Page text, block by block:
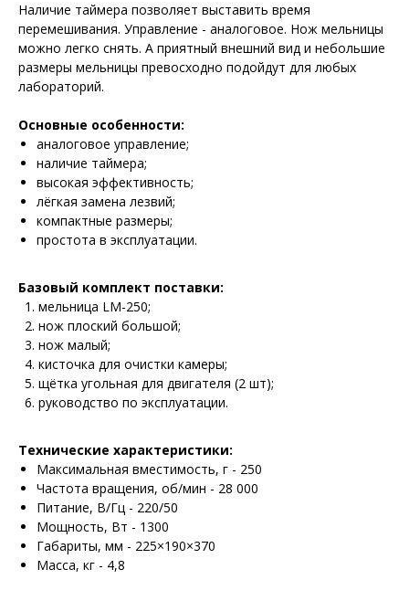
Наличие таймера позволяет выставить время
перемешивания. Управление - аналоговое. Нож мельницы
можно легко снять. А приятный внешний вид и небольшие
размеры мельницы превосходно подойдут для любых
лабораторий.
Основные особенности:
аналоговое управление;
наличие таймера;
высокая эффективность;
лёгкая замена лезвий;
компактные размеры;
простота в эксплуатации.
Базовый комплект поставки:
мельница LM-250;
нож плоский большой;
нож малый;
кисточка для очистки камеры;
щётка угольная для двигателя (2 шт);
руководство по эксплуатации.
Технические характеристики:
Максимальная вместимость, г - 250
Частота вращения, об/мин - 28 000
Питание, В/Гц - 220/50
Мощность, Вт - 1300
Габариты, мм - 225×190×370
Масса, кг - 4,8